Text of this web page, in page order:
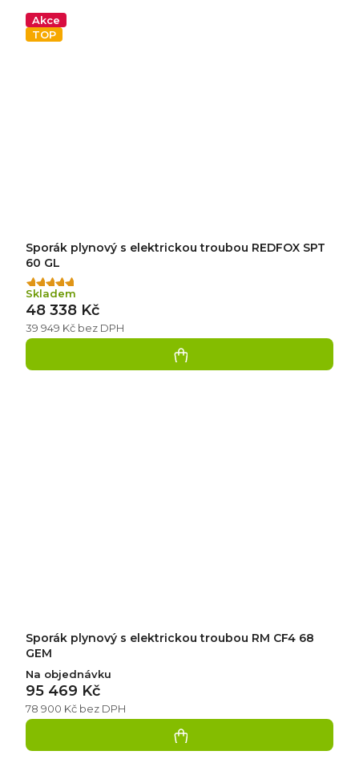
Akce
TOP
Sporák plynový s elektrickou troubou REDFOX SPT
60 GL
Průměrné
hodnocení
produktu
je
5,0
z
Skladem
39 949 Kč bez DPH
48 338 Kč
Sporák plynový s elektrickou troubou RM CF4 68
GEM
Na objednávku
78 900 Kč bez DPH
95 469 Kč